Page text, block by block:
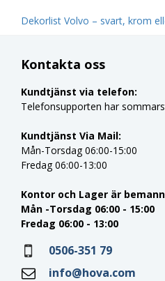
Dekorlist Volvo – svart, krom
Kontakta oss
Kundtjänst via telefon:
Telefonsupporten har
Kundtjänst Via Mail:
Mån-Torsdag 06:00-15:00
Fredag 06:00-13:00
Kontor och Lager är
Mån -Torsdag 06:00 - 15:00
Fredag 06:00 - 13:00
0506-351 79
info@hova.com